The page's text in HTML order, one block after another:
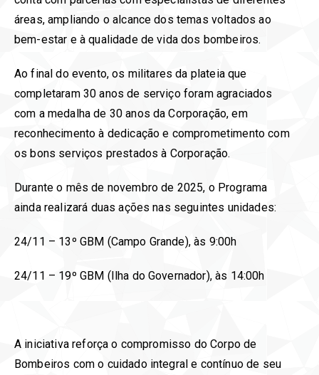
áreas, ampliando o alcance dos temas voltados ao
bem-estar e à qualidade de vida dos bombeiros.
Ao final do evento, os militares da plateia que
completaram 30 anos de serviço foram agraciados
com a medalha de 30 anos da Corporação, em
reconhecimento à dedicação e comprometimento com
os bons serviços prestados à Corporação.
Durante o mês de novembro de 2025, o Programa
ainda realizará duas ações nas seguintes unidades:
24/11 – 13º GBM (Campo Grande), às 9:00h
24/11 – 19º GBM (Ilha do Governador), às 14:00h
A iniciativa reforça o compromisso do Corpo de
Bombeiros com o cuidado integral e contínuo de seu